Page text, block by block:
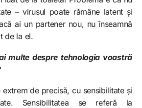
– virusul poate rămâne latent și
ai un partener nou, nu înseamnă
de la el.
multe despre tehnologia voastră
de precisă, cu sensibilitate și
Sensibilitatea se referă la